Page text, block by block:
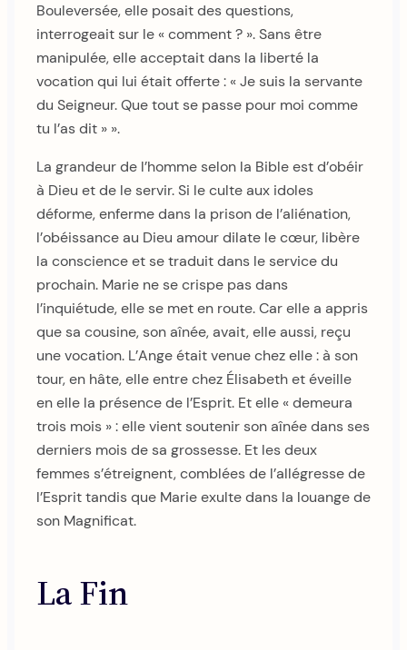
Bouleversée, elle posait des questions,
interrogeait sur le « comment ? ». Sans être
manipulée, elle acceptait dans la liberté la
vocation qui lui était offerte : « Je suis la servante
du Seigneur. Que tout se passe pour moi comme
tu l’as dit » ».
La grandeur de l’homme selon la Bible est d’obéir
à Dieu et de le servir. Si le culte aux idoles
déforme, enferme dans la prison de l’aliénation,
l’obéissance au Dieu amour dilate le cœur, libère
la conscience et se traduit dans le service du
prochain. Marie ne se crispe pas dans
l’inquiétude, elle se met en route. Car elle a appris
que sa cousine, son aînée, avait, elle aussi, reçu
une vocation. L’Ange était venue chez elle : à son
tour, en hâte, elle entre chez Élisabeth et éveille
en elle la présence de l’Esprit. Et elle « demeura
trois mois » : elle vient soutenir son aînée dans ses
derniers mois de sa grossesse. Et les deux
femmes s’étreignent, comblées de l’allégresse de
l’Esprit tandis que Marie exulte dans la louange de
son Magnificat.
La Fin